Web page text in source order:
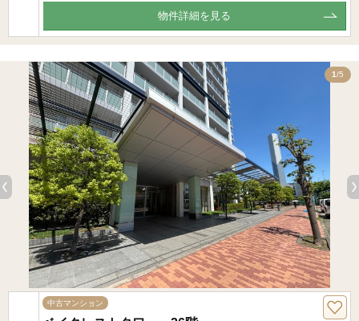
物件詳細を見る
1/5
中古マンション